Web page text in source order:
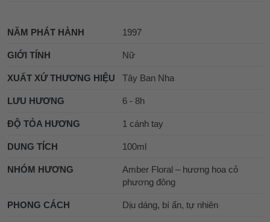
NĂM PHÁT HÀNH 1997
GIỚI TÍNH Nữ
XUẤT XỨ THƯƠNG HIỆU Tây Ban Nha
LƯU HƯƠNG 6 - 8h
ĐỘ TỎA HƯƠNG 1 cánh tay
DUNG TÍCH 100ml
NHÓM HƯƠNG
Amber Floral – hương hoa cỏ
phương đông
PHONG CÁCH Dịu dáng, bí ẩn, tự nhiên